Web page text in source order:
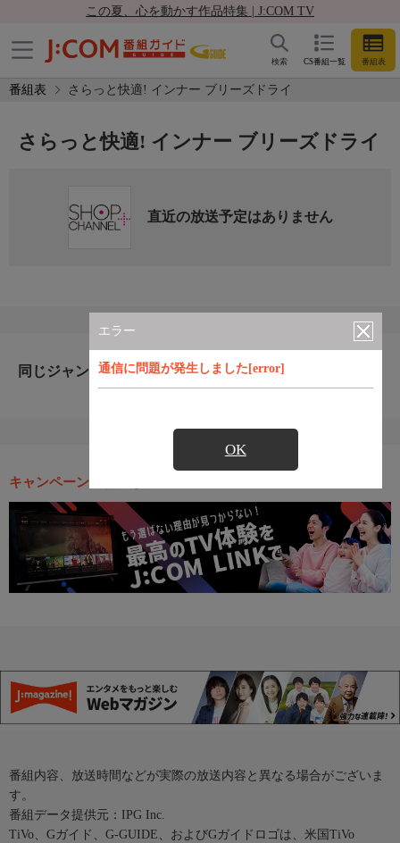
この夏、心を動かす作品特集 | J:COM TV
CS番組一覧 番組表
検索
番組表 さらっと快適! インナー ブリーズドライ
エラー
通信に問題が発生しました[error]
OK
さらっと快適! インナー ブリーズドライ
直近の放送予定はありません
同じジャンルのおすすめ番組
キャンペーン・お得な情報
番組内容、放送時間などが実際の放送内容と異なる場合がございま
す。
番組データ提供元：IPG Inc.
TiVo、Gガイド、G-GUIDE、およびGガイドロゴは、米国TiVo